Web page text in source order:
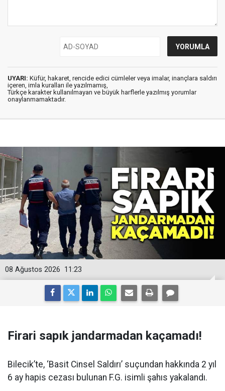
UYARI: Küfür, hakaret, rencide edici cümleler veya imalar, inançlara saldırı
içeren, imla kuralları ile yazılmamış,
Türkçe karakter kullanılmayan ve büyük harflerle yazılmış yorumlar
onaylanmamaktadır.
11:23
08 Ağustos 2026
Firari sapık jandarmadan kaçamadı!
Bilecik’te, ‘Basit Cinsel Saldırı’ suçundan hakkında 2 yıl
6 ay hapis cezası bulunan F.G. isimli şahıs yakalandı.